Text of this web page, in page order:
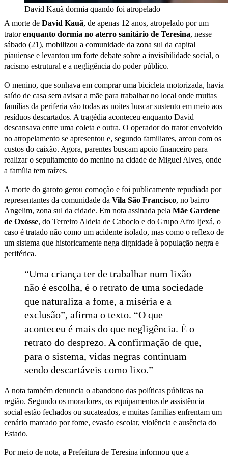
David Kauã dormia quando foi atropelado
A morte de David Kauã, de apenas 12 anos, atropelado por um
tratorenquanto dormia no aterro sanitário de Teresina, nesse
sábado (21), mobilizou a comunidade da zona sul da capital
piauiense e levantou um forte debate sobre a invisibilidade social, o
racismo estrutural e a negligência do poder público.
O menino, que sonhava em comprar uma bicicleta motorizada, havia
saído de casa sem avisar a mãe para trabalhar no local onde muitas
famílias da periferia vão todas as noites buscar sustento em meio aos
resíduos descartados. A tragédia aconteceu enquanto David
descansava entre uma coleta e outra. O operador do trator envolvido
no atropelamento se apresentou e, segundo familiares, arcou com os
custos do caixão. Agora, parentes buscam apoio financeiro para
realizar o sepultamento do menino na cidade de Miguel Alves, onde
a família tem raízes.
A morte do garoto gerou comoção e foi publicamente repudiada por
representantes da comunidade da Vila São Francisco, no bairro
Angelim, zona sul da cidade. Em nota assinada pela Mãe Gardene
de Oxósse, do Terreiro Aldeia de Caboclo e do Grupo Afro Ijexá, o
caso é tratado não como um acidente isolado, mas como o reflexo de
um sistema que historicamente nega dignidade à população negra e
periférica.
“Uma criança ter de trabalhar num lixão
não é escolha, é o retrato de uma sociedade
que naturaliza a fome, a miséria e a
exclusão”, afirma o texto. “O que
aconteceu é mais do que negligência. É o
retrato do desprezo. A confirmação de que,
para o sistema, vidas negras continuam
sendo descartáveis como lixo.”
A nota também denuncia o abandono das políticas públicas na
região. Segundo os moradores, os equipamentos de assistência
social estão fechados ou sucateados, e muitas famílias enfrentam um
cenário marcado por fome, evasão escolar, violência e ausência do
Estado.
Por meio de nota, a Prefeitura de Teresina informou que a